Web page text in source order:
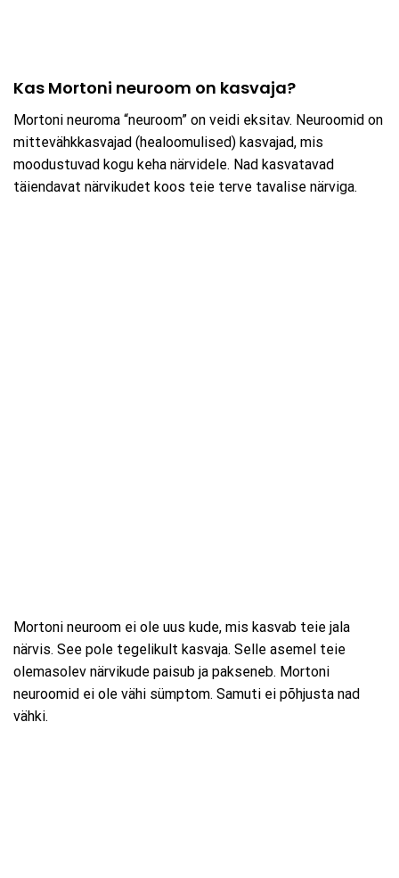
Kas Mortoni neuroom on kasvaja?
Mortoni neuroma “neuroom” on veidi eksitav. Neuroomid on
mittevähkkasvajad (healoomulised) kasvajad, mis
moodustuvad kogu keha närvidele. Nad kasvatavad
täiendavat närvikudet koos teie terve tavalise närviga.
Mortoni neuroom ei ole uus kude, mis kasvab teie jala
närvis. See pole tegelikult kasvaja. Selle asemel teie
olemasolev närvikude paisub ja pakseneb. Mortoni
neuroomid ei ole vähi sümptom. Samuti ei põhjusta nad
vähki.